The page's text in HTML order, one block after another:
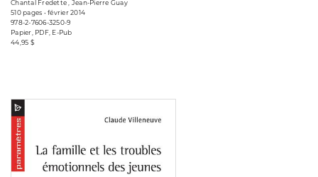
Chantal Fredette , Jean-Pierre Guay
510 pages • février 2014
978-2-7606-3250-9
Papier, PDF, E-Pub
44,95 $